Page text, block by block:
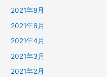
2021年8月
2021年6月
2021年4月
2021年3月
2021年2月